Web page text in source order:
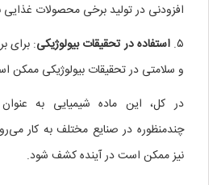
افزودنی در تولید برخی محصولات غذایی
۵. استفاده در تحقیقات بیولوژیکی: برای
و سلامتی در تحقیقات بیولوژیکی ممکن
در کل، این ماده شیمیایی به
چندمنظوره در صنایع مختلف به کار
نیز ممکن است در آینده کشف شود.